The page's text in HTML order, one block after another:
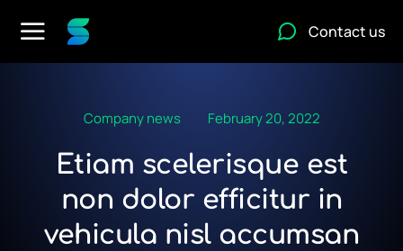
Contact us
Company news February 20, 2022
Etiam scelerisque est
non dolor efficitur in
vehicula nisl accumsan